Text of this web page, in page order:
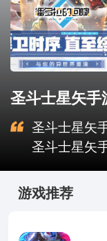
圣斗士星矢
圣斗士星矢
圣斗士星矢
游戏推荐